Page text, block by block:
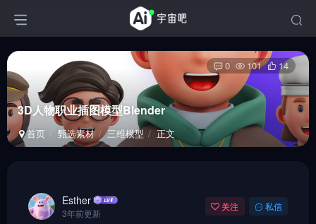
3D人物职业插图模型Blender
首页 甄选素材 三维模型 正文
0 101 14
Esther
3年前更新
关注 私信